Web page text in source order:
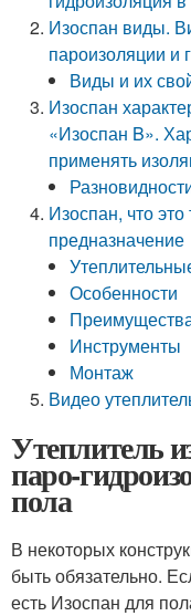
Изоспан виды.
пароизоляции и
Виды и их
Изоспан
«Изоспан B».
применять
Изоспан, что
предназначение
Особенности
Инструменты
Монтаж
Видео
Утеплитель
паро-
пола
В некоторых
быть обязательно.
есть Изоспан для